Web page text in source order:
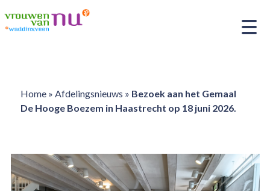
Home» Afdelingsnieuws » Bezoek aan het Gemaal
De Hooge Boezem in Haastrecht op 18 juni 2026.